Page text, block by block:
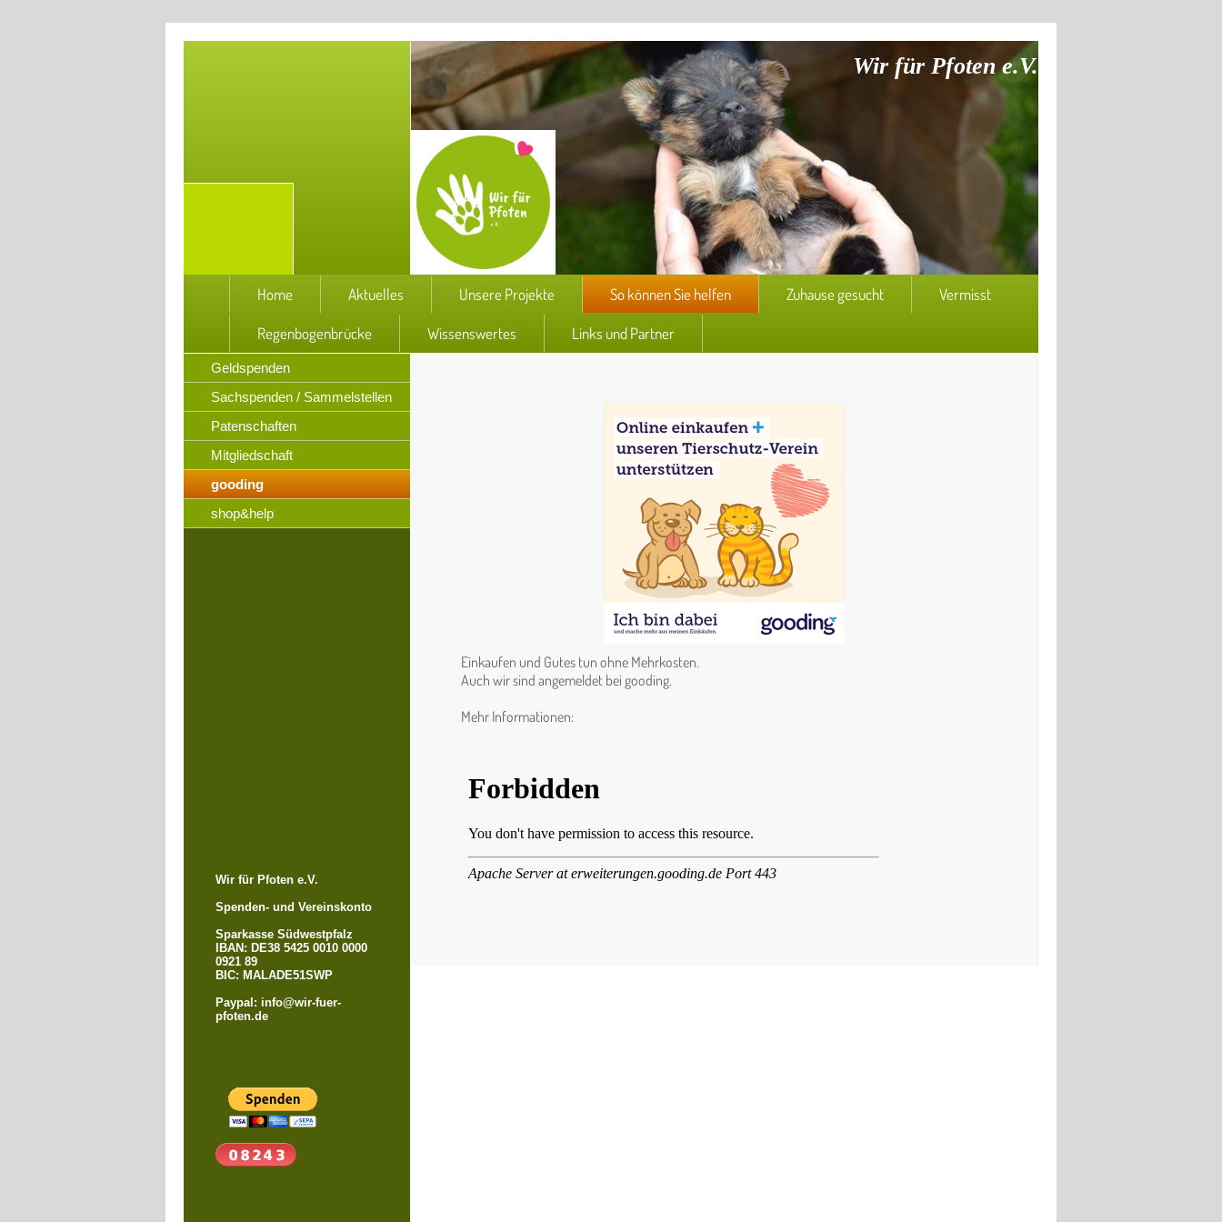
Wir für Pfoten e.V.
Home Aktuelles Unsere Projekte So können Sie helfen Zuhause gesucht Vermisst
Regenbogenbrücke Wissenswertes Links und Partner
Geldspenden
Sachspenden / Sammelstellen
Patenschaften
Mitgliedschaft
gooding
shop&help
Wir für Pfoten e.V.
Spenden- und Vereinskonto
Sparkasse Südwestpfalz
IBAN: DE38 5425 0010 0000
0921 89
BIC: MALADE51SWP
Paypal: info@wir-fuer-
pfoten.de
Einkaufen und Gutes tun ohne Mehrkosten.
Auch wir sind angemeldet bei gooding.
Mehr Informationen: